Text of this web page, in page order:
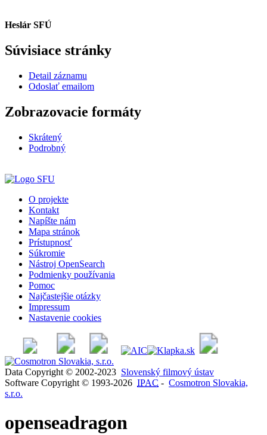
Heslár SFÚ
Súvisiace stránky
Detail záznamu
Odoslať emailom
Zobrazovacie formáty
Skrátený
Podrobný
O projekte
Kontakt
Napíšte nám
Mapa stránok
Prístupnosť
Súkromie
Nástroj OpenSearch
Podmienky používania
Pomoc
Najčastejšie otázky
Impressum
Nastavenie cookies
Data Copyright © 2002-2023 Slovenský filmový ústav
Software Copyright © 1993-2026 IPAC - Cosmotron Slovakia,
s.r.o.
openseadragon